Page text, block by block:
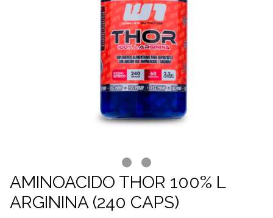
AMINOACIDO THOR 100% L
ARGININA (240 CAPS)